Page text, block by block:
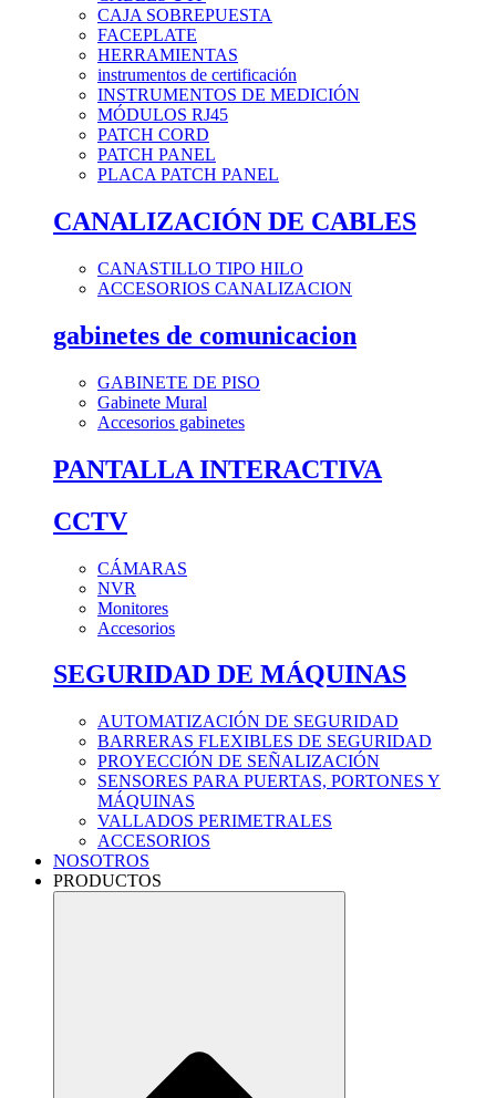
CAJA SOBREPUESTA
FACEPLATE
HERRAMIENTAS
instrumentos de certificación
INSTRUMENTOS DE MEDICIÓN
MÓDULOS RJ45
PATCH CORD
PATCH PANEL
PLACA PATCH PANEL
CANALIZACIÓN DE CABLES
CANASTILLO TIPO HILO
ACCESORIOS CANALIZACION
gabinetes de comunicacion
GABINETE DE PISO
Gabinete Mural
Accesorios gabinetes
PANTALLA INTERACTIVA
CCTV
CÁMARAS
NVR
Monitores
Accesorios
SEGURIDAD DE MÁQUINAS
AUTOMATIZACIÓN DE SEGURIDAD
BARRERAS FLEXIBLES DE SEGURIDAD
PROYECCIÓN DE SEÑALIZACIÓN
SENSORES PARA PUERTAS, PORTONES Y
MÁQUINAS
VALLADOS PERIMETRALES
ACCESORIOS
NOSOTROS
PRODUCTOS